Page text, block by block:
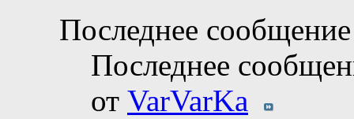
Последнее
Последнее
от VarVarKa